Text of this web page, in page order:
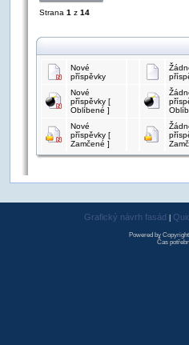
Strana 1 z 14
Nové
příspěvky
Nové
příspěvky [
Oblíbené ]
Nové
příspěvky [
Zamčené ]
Grafický návrh fasád
Powered by
Čas